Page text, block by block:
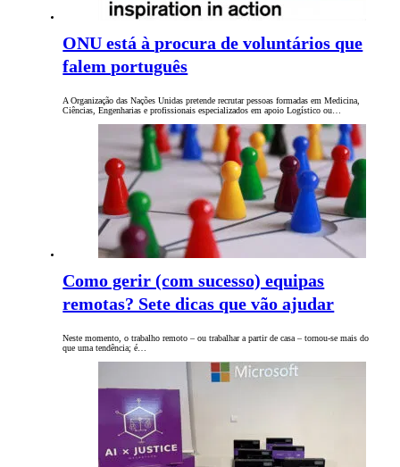
ONU está à procura de voluntários que
falem português
A Organização das Nações Unidas pretende recrutar pessoas formadas em Medicina,
Ciências, Engenharias e profissionais especializados em apoio Logístico ou…
Como gerir (com sucesso) equipas
remotas? Sete dicas que vão ajudar
Neste momento, o trabalho remoto – ou trabalhar a partir de casa – tornou-se mais do
que uma tendência; é…